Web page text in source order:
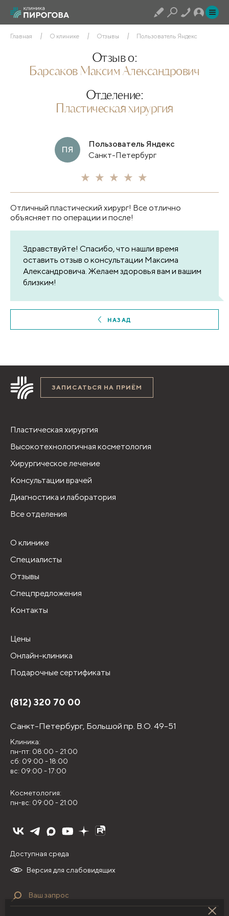
Главная О клинике Отзывы Пользователь Яндекс
Отзыв о:
Барсаков Максим Александрович
Отделение:
Пластическая хирургия
ПЯ
Пользователь Яндекс
Санкт-Петербург
Отличный пластический хирург! Все отлично
объясняет по операции и после!
Здравствуйте! Спасибо, что нашли время
оставить отзыв о консультации Максима
Александровича. Желаем здоровья вам и вашим
близким!
НАЗАД
ЗАПИСАТЬСЯ НА ПРИЁМ
Пластическая хирургия
Высокотехнологичная косметология
Хирургическое лечение
Консультации врачей
Диагностика и лаборатория
Все отделения
О клинике
Специалисты
Отзывы
Спецпредложения
Контакты
Цены
Онлайн-клиника
Подарочные сертификаты
(812) 320 70 00
Санкт-Петербург, Большой пр. В.О. 49-51
Клиника:
пн-пт: 08:00 - 21:00
сб: 09:00 - 18:00
вс: 09:00 - 17:00
Косметология:
пн-вс: 09:00 - 21:00
Версия для слабовидящих
Доступная среда